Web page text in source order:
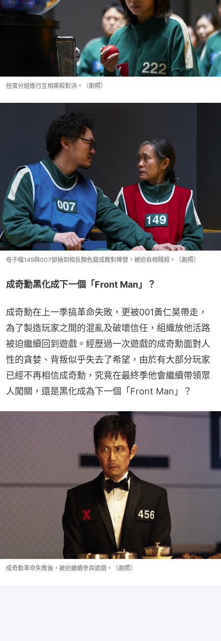
扭蛋分組進行互相廝殺對決。（劇照）
母子檔149與007卻抽到相反顏色變成敵對陣營，被迫自相殘殺。（劇照）
成奇勳黑化成下一個「Front Man」？
成奇勳在上一季搞革命失敗，更被001黃仁昊帶走，
為了製造玩家之間的混亂及破壞信任，組織放他活路
被迫繼續回到遊戲。經歷過一次遊戲的成奇勳面對人
性的貪婪、背叛似乎失去了希望，由於有大部分玩家
已經不再相信成奇勳，究竟在最終季他會繼續帶領眾
人闖關，還是黑化成為下一個「Front Man」？
成奇勳革命失敗後，被迫繼續參與遊戲。（劇照）